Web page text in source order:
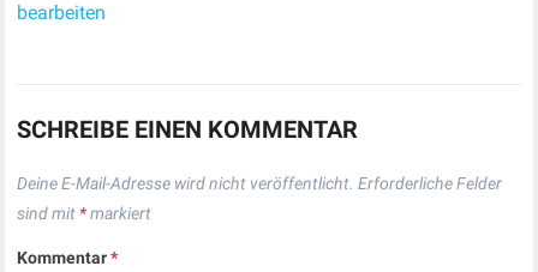
bearbeiten
SCHREIBE EINEN KOMMENTAR
Deine E-Mail-Adresse wird nicht veröffentlicht. Erforderliche Felder
sind mit *markiert
Kommentar*